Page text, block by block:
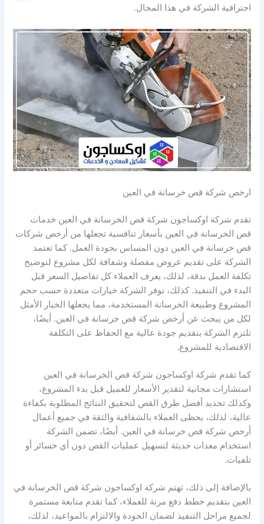
احترافية الشركة في هذا المجال.
ارخص شركة قص خرسانة في العين
تقدم شركة اوكساجون شركة قص الخرسانة في العين خدمات
قص الخرسانة في العين بأسعار تنافسية تجعلها من أرخص شركات
قص خرسانة في العين دون المساس بجودة العمل. كما تعتمد
الشركة على تقديم عروض مفصلة وشفافة لكل مشروع لتوضيح
تكلفة العمل بدقة، لذلك، يعرف العملاء كل تفاصيل السعر قبل
البدء في التنفيذ. كذلك، توفر الشركة خيارات متعددة حسب حجم
المشروع وطبيعة الخرسانة المستخدمة، مما يجعلها الخيار الأمثل
لكل من يبحث عن أرخص شركة قص خرسانة في العين. أيضًا،
تلتزم الشركة بتقديم جودة عالية مع الحفاظ على التكلفة
الاقتصادية للمشروع.
كما تقدم شركة اوكساجون شركة قص الخرسانة في العين
استشارات مجانية لتقدير الأسعار للعميل قبل بدء المشروع،
وكذلك تحديد أفضل طرق القص لتحقيق النتائج المطلوبة بكفاءة
عالية، لذلك، يحظى العملاء بالشفافية والثقة في جميع أعمال
أرخص شركة قص خرسانة في العين. أيضًا، تضمن الشركة
استخدام معدات حديثة لتسهيل عمليات القص دون أي خسائر أو
تلفيات.
بالإضافة إلى ذلك، تهتم شركة اوكساجون شركة قص الخرسانة في
العين بتقديم خطط دفع مرنة للعملاء، كما تقدم متابعة مستمرة
لجميع مراحل التنفيذ لضمان الجودة والالتزام بالمواعيد، لذلك،